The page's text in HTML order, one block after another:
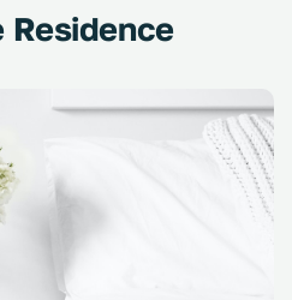
Residence